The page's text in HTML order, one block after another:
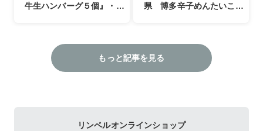
牛生ハンバーグ５個』・ラ
県 博多辛子めんたいこ詰
もっと記事を見る
リンベルオンラインショップ